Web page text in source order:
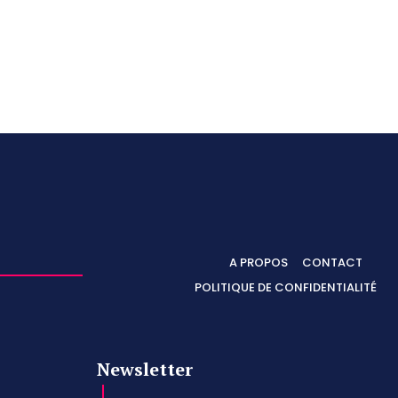
A PROPOS
CONTACT
POLITIQUE DE CONFIDENTIALITÉ
Newsletter